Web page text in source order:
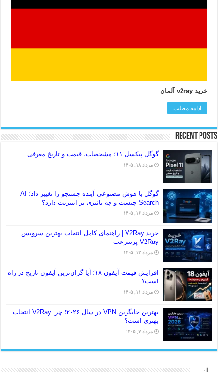
خرید v2ray آلمان
ادامه مطلب
Recent Posts
گوگل پیکسل ۱۱؛ مشخصات، قیمت و تاریخ معرفی
مرداد ۱۸, ۱۴۰۵
گوگل با هوش مصنوعی آینده جستجو را تغییر داد؛ AI
Search چیست و چه تاثیری بر اینترنت دارد؟
مرداد ۱۶, ۱۴۰۵
خرید V2Ray | راهنمای کامل انتخاب بهترین سرویس
V2Ray پرسرعت
مرداد ۱۲, ۱۴۰۵
افزایش قیمت آیفون ۱۸؛ آیا گران‌ترین آیفون تاریخ در راه
است؟
مرداد ۱۱, ۱۴۰۵
بهترین جایگزین VPN در سال ۲۰۲۶؛ چرا V2Ray انتخاب
بهتری است؟
مرداد ۷, ۱۴۰۵